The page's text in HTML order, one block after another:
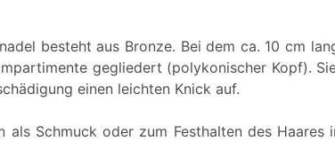
besteht aus Bronze. Bei dem ca. 10 cm
gegliedert (polykonischer Kopf).
einen leichten Knick auf.
als Schmuck oder zum Festhalten des Haares